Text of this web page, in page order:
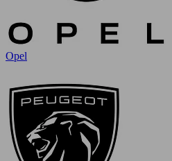
Opel